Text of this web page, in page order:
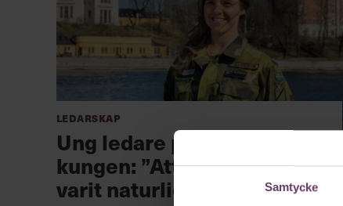
Samtycke
Ledarskap
Ung ledare prisas av
kungen: ”Att leda har alltid
varit naturligt för mig”